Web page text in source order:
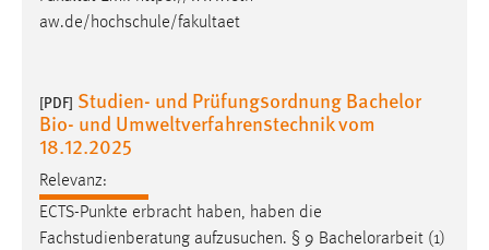
aw.de/hochschule/fakultaet
[PDF] Studien- und Prüfungsordnung Bachelor
Bio- und Umweltverfahrenstechnik vom
18.12.2025
Relevanz:
ECTS-Punkte erbracht haben, haben die
Fachstudienberatung aufzusuchen. § 9 Bachelorarbeit (1)